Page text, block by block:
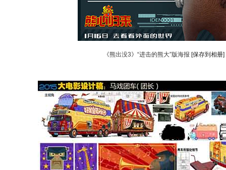
《熊出没3》“进击的熊大”版海报 [保存到相册]